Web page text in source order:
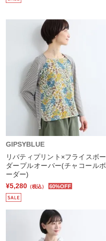
GIPSYBLUE
リバティプリント×フライスボー
ダープルオーバー(チャコールボ
ーダー)
¥5,280 （税込） 60%OFF